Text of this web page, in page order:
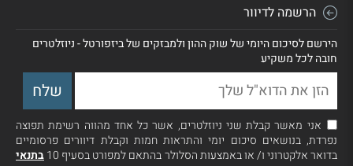
הרשמה לדיוור
הירשם לסיכום היומי של שוק ההון ולמבזקים של ביזפורטל - ניוזלטרים
חובה לכל משקיע
אני מאשר קבלת שני ניוזלטרים, אשר כל אחד מהווה רשימת תפוצה
נפרדת, בנושאים סיכום יומי והתראות חמות וקבלת דיוורים פרסומיים
בדואר אלקטרוני ו/ או באמצעות הסלולר בהתאם למפורט בסעיף 10
בתנאי